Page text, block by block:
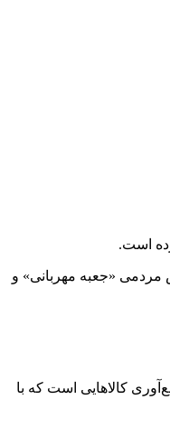
است.
مردمی «جعبه مهربانی» و
کالاهایی است که با